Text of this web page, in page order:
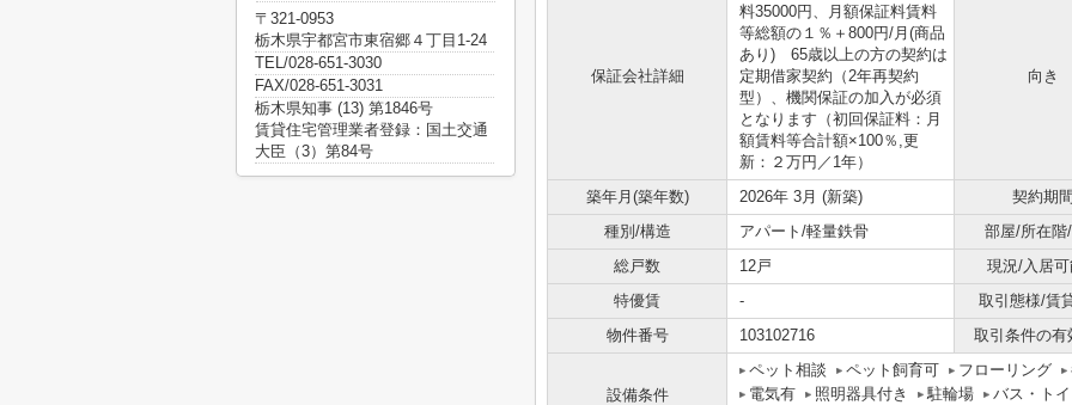
保証会社詳細
料35000円、月額保証料賃料
等総額の１％＋800円/月(商品
あり) 65歳以上の方の契約は
定期借家契約（2年再契約
型）、機関保証の加入が必須
となります（初回保証料：月
額賃料等合計額×100％,更
新：２万円／1年）
向き
築年月(築年数) 2026年 3月 (新築)
契約期
種別/構造
アパート/軽量鉄骨
部屋/所在階
総戸数
12戸
現況/入居
特優賃
-
取引態様/賃
物件番号
103102716 取引条件の有
設備条件
ペット相談 ペット飼育可 フローリング
電気有
照明器具付き 駐輪場
バス・ト
〒321-0953
栃木県宇都宮市東宿郷４丁目1-24
TEL/028-651-3030
FAX/028-651-3031
栃木県知事 (13) 第1846号
賃貸住宅管理業者登録：国土交通
大臣（3）第84号